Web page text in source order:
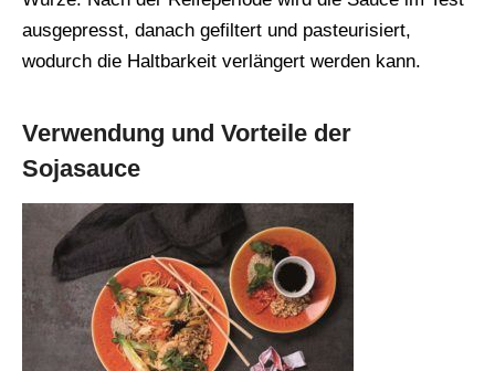
ausgepresst, danach gefiltert und pasteurisiert,
wodurch die Haltbarkeit verlängert werden kann.
Verwendung und Vorteile der
Sojasauce